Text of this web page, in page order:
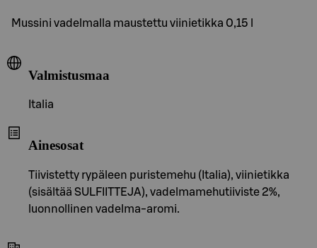
Mussini vadelmalla maustettu viinietikka 0,15 l
Valmistusmaa
Italia
Ainesosat
Tiivistetty rypäleen puristemehu (Italia), viinietikka
(sisältää SULFIITTEJA), vadelmamehutiiviste 2%,
luonnollinen vadelma-aromi.